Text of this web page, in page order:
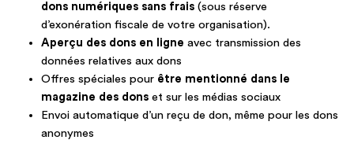
dons numériques sans frais (sous réserve
d’exonération fiscale de votre organisation).
Aperçu des dons en ligne avec transmission des
données relatives aux dons
Offres spéciales pour être mentionné dans le
magazine des dons et sur les médias sociaux
Envoi automatique d’un reçu de don, même pour les dons
anonymes